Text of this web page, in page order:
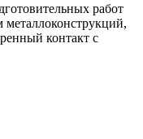
работ
металлоконструкций,
контакт с